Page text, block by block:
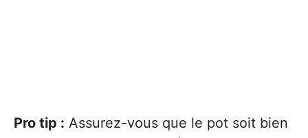
Pro tip : Assurez-vous que le pot soit bien